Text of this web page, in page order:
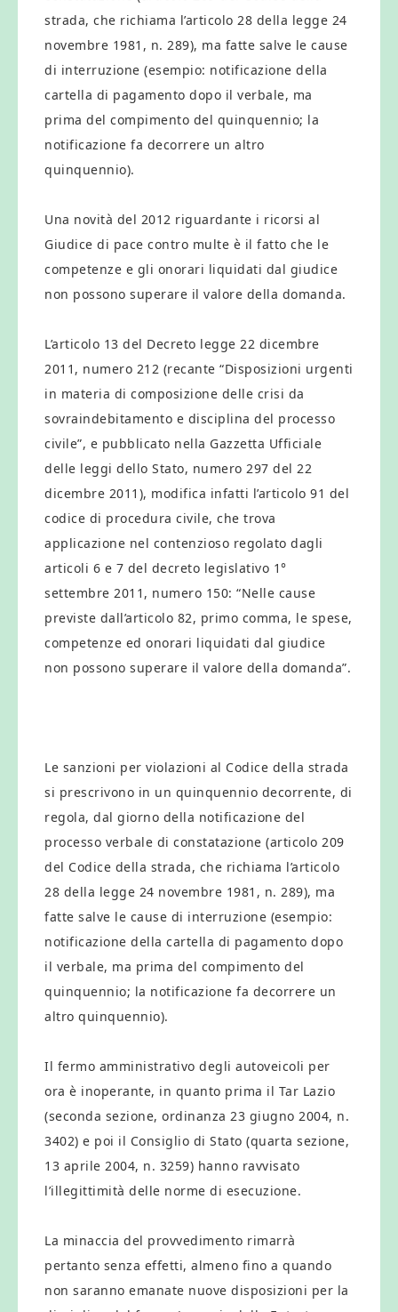
strada, che richiama l’articolo 28 della legge 24
novembre 1981, n. 289), ma fatte salve le cause
di interruzione (esempio: notificazione della
cartella di pagamento dopo il verbale, ma
prima del compimento del quinquennio; la
notificazione fa decorrere un altro
quinquennio).
Una novità del 2012 riguardante i ricorsi al
Giudice di pace contro multe è il fatto che le
competenze e gli onorari liquidati dal giudice
non possono superare il valore della domanda.
L’articolo 13 del Decreto legge 22 dicembre
2011, numero 212 (recante “Disposizioni urgenti
in materia di composizione delle crisi da
sovraindebitamento e disciplina del processo
civile”, e pubblicato nella Gazzetta Ufficiale
delle leggi dello Stato, numero 297 del 22
dicembre 2011), modifica infatti l’articolo 91 del
codice di procedura civile, che trova
applicazione nel contenzioso regolato dagli
articoli 6 e 7 del decreto legislativo 1°
settembre 2011, numero 150: “Nelle cause
previste dall’articolo 82, primo comma, le spese,
competenze ed onorari liquidati dal giudice
non possono superare il valore della domanda”.
Le sanzioni per violazioni al Codice della strada
si prescrivono in un quinquennio decorrente, di
regola, dal giorno della notificazione del
processo verbale di constatazione (articolo 209
del Codice della strada, che richiama l’articolo
28 della legge 24 novembre 1981, n. 289), ma
fatte salve le cause di interruzione (esempio:
notificazione della cartella di pagamento dopo
il verbale, ma prima del compimento del
quinquennio; la notificazione fa decorrere un
altro quinquennio).
Il fermo amministrativo degli autoveicoli per
ora è inoperante, in quanto prima il Tar Lazio
(seconda sezione, ordinanza 23 giugno 2004, n.
3402) e poi il Consiglio di Stato (quarta sezione,
13 aprile 2004, n. 3259) hanno ravvisato
l’illegittimità delle norme di esecuzione.
La minaccia del provvedimento rimarrà
pertanto senza effetti, almeno fino a quando
non saranno emanate nuove disposizioni per la